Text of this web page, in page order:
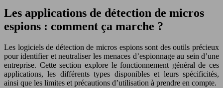
Les applications de détection de micros
espions : comment ça marche ?
Les logiciels de détection de micros espions sont des outils précieux
pour identifier et neutraliser les menaces d’espionnage au sein d’une
entreprise. Cette section explore le fonctionnement général de ces
applications, les différents types disponibles et leurs spécificités,
ainsi que les limites et précautions d’utilisation à prendre en compte.